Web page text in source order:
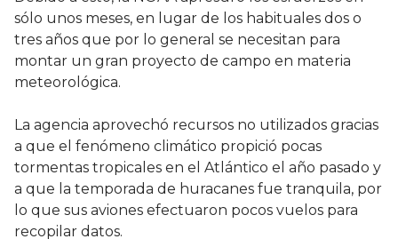
sólo unos meses, en lugar de los habituales dos o
tres años que por lo general se necesitan para
montar un gran proyecto de campo en materia
meteorológica.
La agencia aprovechó recursos no utilizados gracias
a que el fenómeno climático propició pocas
tormentas tropicales en el Atlántico el año pasado y
a que la temporada de huracanes fue tranquila, por
lo que sus aviones efectuaron pocos vuelos para
recopilar datos.